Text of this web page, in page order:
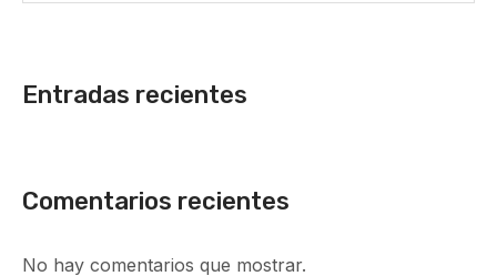
Entradas recientes
Comentarios recientes
No hay comentarios que mostrar.